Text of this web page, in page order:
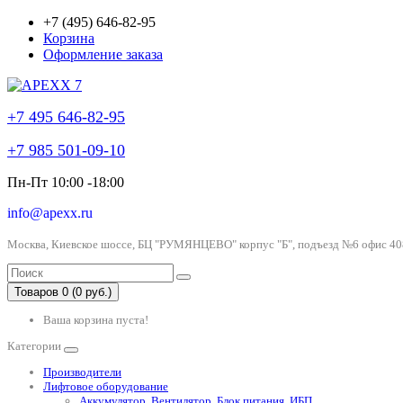
+7 (495) 646-82-95
Корзина
Оформление заказа
+7 495 646-82-95
+7 985 501-09-10
Пн-Пт 10:00 -18:00
info@apexx.ru
Москва, Киевское шоссе, БЦ "РУМЯНЦЕВО" корпус "Б", подъезд №6 офис
Товаров 0 (0 руб.)
Ваша корзина пуста!
Категории
Производители
Лифтовое оборудование